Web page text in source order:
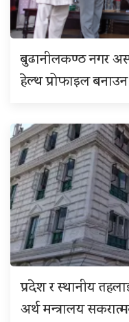
बुढानीलकण्ठ नगर
हेल्थ प्रोफाइल
प्रदेश र स्थानीय
अर्थ मन्त्रालय